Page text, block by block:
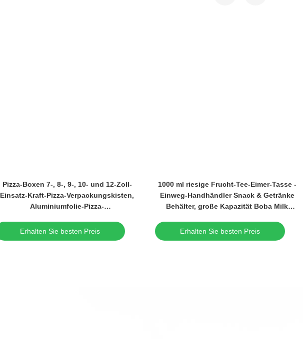
Pizza-Boxen 7-, 8-, 9-, 10- und 12-Zoll-
Einsatz-Kraft-Pizza-Verpackungskisten,
Aluminiumfolie-Pizza-
Erhalten Sie besten Preis
1000 ml riesige Frucht-Tee-Eimer-Tasse -
Einweg-Handhändler Snack & Getränke
Behälter, große Kapazität Boba Milk
Erhalten Sie besten Preis